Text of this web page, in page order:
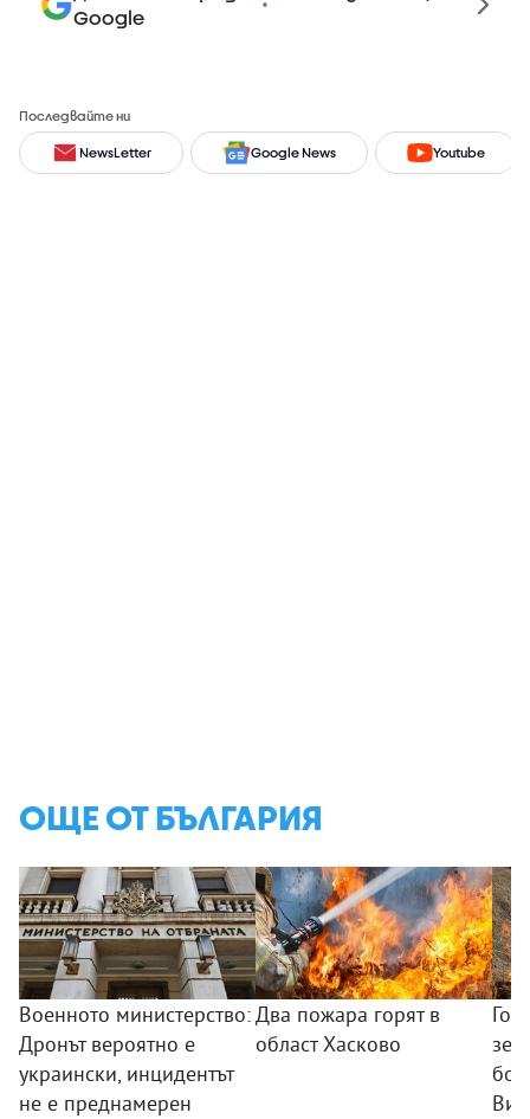
Google
Последвайте ни
NewsLetter Google News Youtube
ОЩЕ ОТ БЪЛГАРИЯ
Военното министерство:
Дронът вероятно е
украински, инцидентът
не е преднамерен
Два пожара горят в
област Хасково